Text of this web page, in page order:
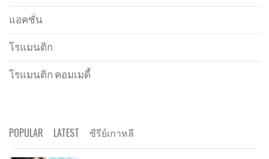
แอคชั่น
โรแมนติก
โรแมนติก คอมเมดี้
POPULAR LATEST ซีรีย์เกาหลี